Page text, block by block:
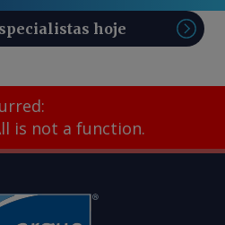
hoje
is not a function.